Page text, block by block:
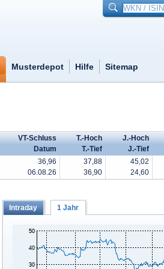
Musterdepot Hilfe Sitemap
VT-Schluss
Datum
T.-Hoch
T.-Tief
J.-Hoch
J.-Tief
36,96
06.08.26
37,88
36,90
45,02
24,60
Intraday 1 Jahr